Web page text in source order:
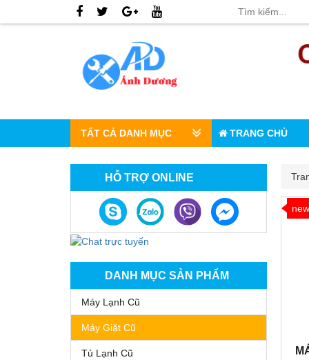
TẤT CẢ DANH MỤC TRANG CHỦ
HỖ TRỢ ONLINE
DANH MỤC SẢN PHẨM
Máy Lạnh Cũ
Máy Giặt Cũ
Tủ Lạnh Cũ
new